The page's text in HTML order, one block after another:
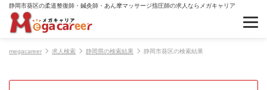
静岡市葵区の柔道整復師・鍼灸師・あん摩マッサージ指圧師の求人ならメガキャリア
megacareer 求人検索 静岡県の検索結果 静岡市葵区の検索結果